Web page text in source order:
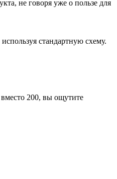
не говоря уже о пользе для
стандартную схему.
200, вы ощутите